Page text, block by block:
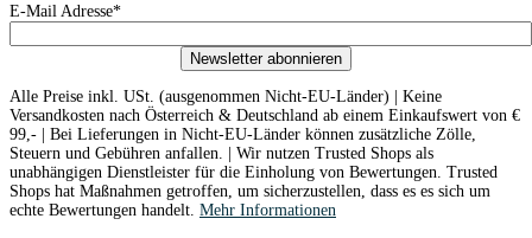
E-Mail Adresse*
Newsletter abonnieren
Alle Preise inkl. USt. (ausgenommen Nicht-EU-Länder) | Keine
Versandkosten nach Österreich & Deutschland ab einem Einkaufswert von €
99,- | Bei Lieferungen in Nicht-EU-Länder können zusätzliche Zölle,
Steuern und Gebühren anfallen. | Wir nutzen Trusted Shops als
unabhängigen Dienstleister für die Einholung von Bewertungen. Trusted
Shops hat Maßnahmen getroffen, um sicherzustellen, dass es es sich um
echte Bewertungen handelt. Mehr Informationen